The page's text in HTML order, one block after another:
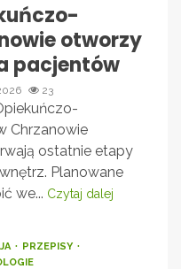
otworzy
pacjentów
23
Chrzanowie
ostatnie etapy
Planowane
we... Czytaj dalej
PRZEPISY